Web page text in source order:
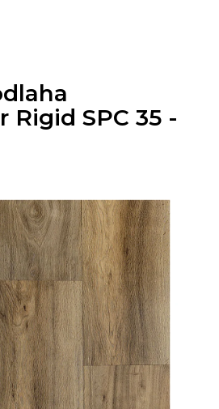
Rigid SPC 35 -